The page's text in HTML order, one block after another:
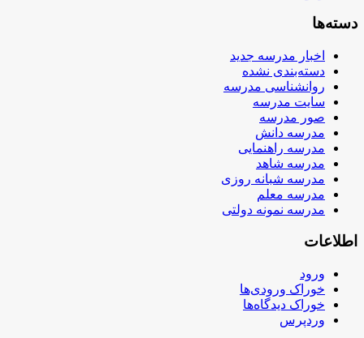
دسته‌ها
اخبار مدرسه جدید
دسته‌بندی نشده
روانشناسی مدرسه
سایت مدرسه
صور مدرسه
مدرسه دانش
مدرسه راهنمایی
مدرسه شاهد
مدرسه شبانه روزی
مدرسه معلم
مدرسه نمونه دولتی
اطلاعات
ورود
خوراک ورودی‌ها
خوراک دیدگاه‌ها
وردپرس